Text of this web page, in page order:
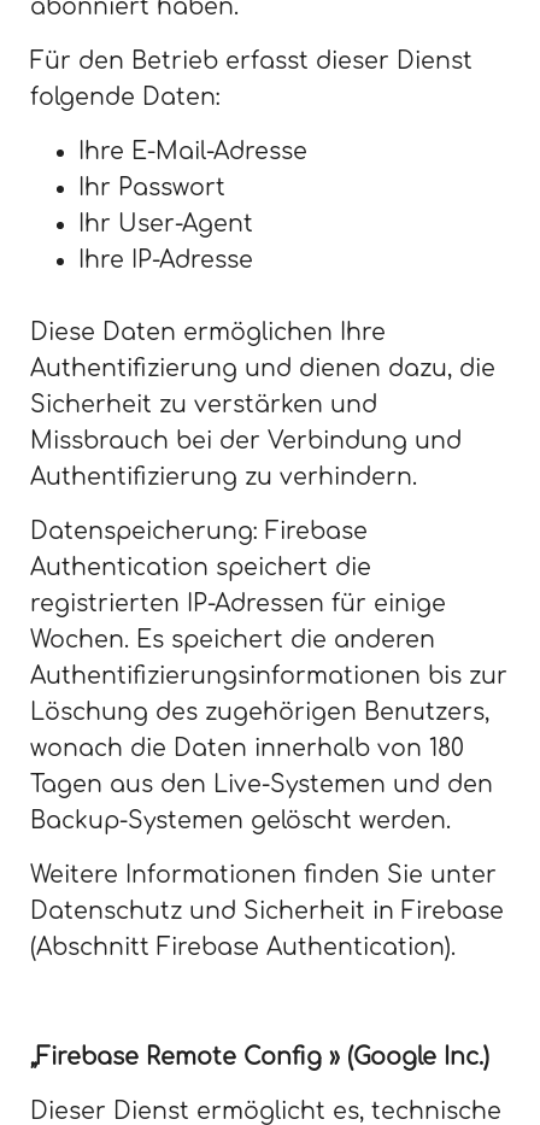
abonniert haben.
Für den Betrieb erfasst dieser Dienst
folgende Daten:
Ihre E-Mail-Adresse
Ihr Passwort
Ihr User-Agent
Ihre IP-Adresse
Diese Daten ermöglichen Ihre
Authentifizierung und dienen dazu, die
Sicherheit zu verstärken und
Missbrauch bei der Verbindung und
Authentifizierung zu verhindern.
Datenspeicherung: Firebase
Authentication speichert die
registrierten IP-Adressen für einige
Wochen. Es speichert die anderen
Authentifizierungsinformationen bis zur
Löschung des zugehörigen Benutzers,
wonach die Daten innerhalb von 180
Tagen aus den Live-Systemen und den
Backup-Systemen gelöscht werden.
Weitere Informationen finden Sie unter
Datenschutz und Sicherheit in Firebase
(Abschnitt Firebase Authentication).
„Firebase Remote Config » (Google Inc.)
Dieser Dienst ermöglicht es, technische